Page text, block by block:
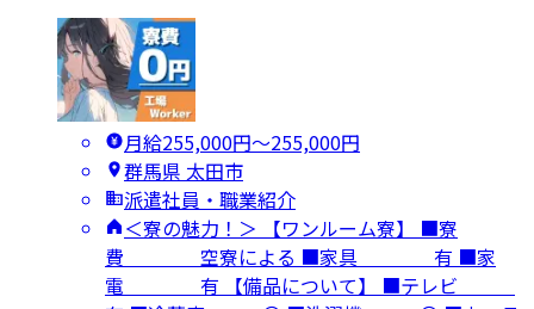
月給255,000円〜255,000円
群馬県 太田市
派遣社員・職業紹介
＜寮の魅力！＞ 【ワンルーム寮】 ■寮
費 空寮による ■家具 有 ■家
電 有 【備品について】 ■テレビ